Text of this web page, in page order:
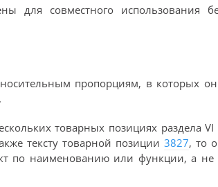
для совместного использования
пропорциям, в которых
товарных позициях раздела VI
тексту товарной позиции 3827, то
по наименованию или функции, а не